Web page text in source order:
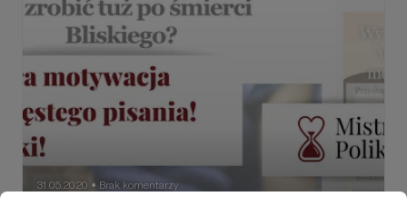
31.05.2020 ● Brak komentarzy